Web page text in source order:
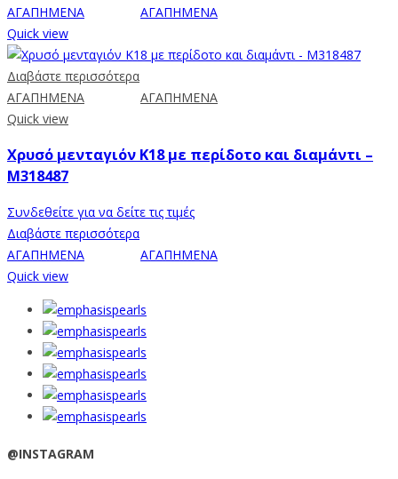
ΑΓΑΠΗΜΕΝΑ
ΑΓΑΠΗΜΕΝΑ
Quick view
Διαβάστε περισσότερα
ΑΓΑΠΗΜΕΝΑ
ΑΓΑΠΗΜΕΝΑ
Quick view
Χρυσό μενταγιόν K18 με περίδοτο και διαμάντι –
Μ318487
Συνδεθείτε για να δείτε τις τιμές
Διαβάστε περισσότερα
ΑΓΑΠΗΜΕΝΑ
ΑΓΑΠΗΜΕΝΑ
Quick view
@INSTAGRAM